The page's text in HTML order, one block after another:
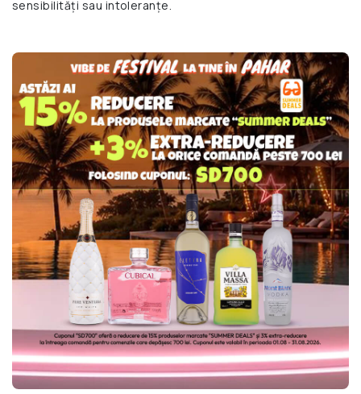
sensibilități sau intoleranțe.